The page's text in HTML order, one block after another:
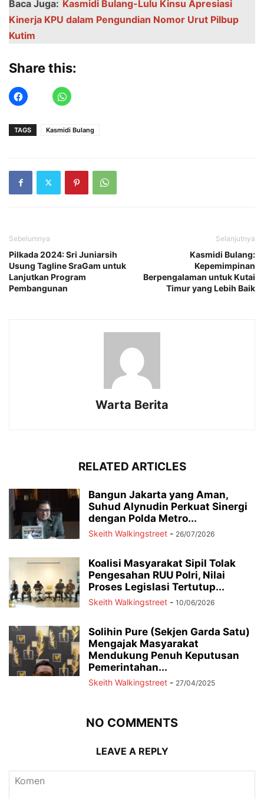
Baca Juga: Kasmidi Bulang-Lulu Kinsu Aprеsiasi
Kinеrja KPU dalam Pеngundian Nomor Urut Pilbup
Kutim
Share this:
TAGS Kasmidi Bulang
Sebelumnya
Pilkada 2024: Sri Juniarsih
Usung Tagline SraGam untuk
Lanjutkan Program
Pembangunan
Selanjutnya
Kasmidi Bulang:
Kepemimpinan
Berpengalaman untuk Kutai
Timur yang Lebih Baik
Warta Berita
RELATED ARTICLES
Bangun Jakarta yang Aman,
Suhud Alynudin Perkuat Sinergi
dengan Polda Metro...
Skeith Walkingstreet - 26/07/2026
Koalisi Masyarakat Sipil Tolak
Pengesahan RUU Polri, Nilai
Proses Legislasi Tertutup...
Skeith Walkingstreet - 10/06/2026
Solihin Pure (Sekjen Garda Satu)
Mengajak Masyarakat
Mendukung Penuh Keputusan
Pemerintahan...
Skeith Walkingstreet - 27/04/2025
NO COMMENTS
LEAVE A REPLY